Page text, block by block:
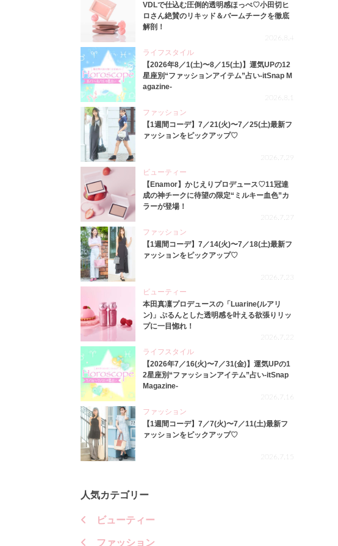
VDLで仕込む圧倒的透明感ほっぺ♡小田切ヒ
ロさん絶賛のリキッド＆バームチークを徹底
解剖！
2026.8.4
ライフスタイル
【2026年8／1(土)〜8／15(土)】運気UPの12
星座別“ファッションアイテム”占い-itSnap M
agazine-
2026.8.1
ファッション
【1週間コーデ】7／21(火)〜7／25(土)最新フ
ァッションをピックアップ♡
2026.7.29
ビューティー
【Enamor】かじえりプロデュース♡11冠達
成の神チークに待望の限定“ミルキー血色”カ
ラーが登場！
2026.7.27
ファッション
【1週間コーデ】7／14(火)〜7／18(土)最新フ
ァッションをピックアップ♡
2026.7.23
ビューティー
本田真凜プロデュースの「Luarine(ルアリ
ン)」ぷるんとした透明感を叶える欲張りリッ
プに一目惚れ！
2026.7.22
ライフスタイル
【2026年7／16(火)〜7／31(金)】運気UPの1
2星座別“ファッションアイテム”占い-itSnap
Magazine-
2026.7.16
ファッション
【1週間コーデ】7／7(火)〜7／11(土)最新フ
ァッションをピックアップ♡
2026.7.15
人気カテゴリー
ビューティー
ファッション